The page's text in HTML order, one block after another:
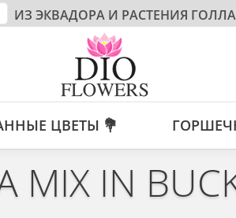
ИЗ ЭКВАДОРА И РАСТЕНИЯ
ЦВЕТЫ 💐
MIX IN